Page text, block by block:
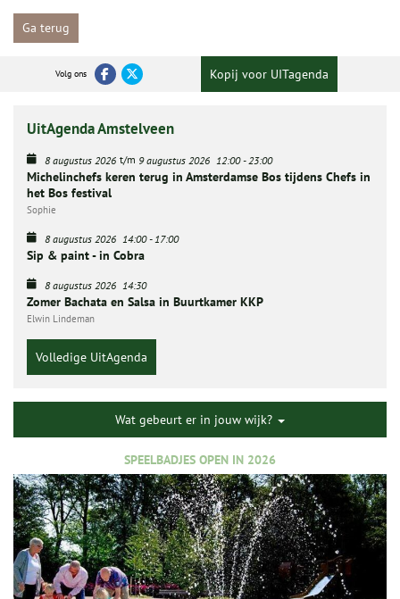
Ga terug
Volg ons Kopij voor UITagenda
UitAgenda Amstelveen
8 augustus 2026 t/m 9 augustus 2026 12:00-23:00
Michelinchefs keren terug in Amsterdamse Bos tijdens Chefs in
het Bos festival
Sophie
8 augustus 2026 14:00-17:00
Sip & paint - in Cobra
8 augustus 2026 14:30
Zomer Bachata en Salsa in Buurtkamer KKP
Elwin Lindeman
Volledige UitAgenda
Wat gebeurt er in jouw wijk?
SPEELBADJES OPEN IN 2026